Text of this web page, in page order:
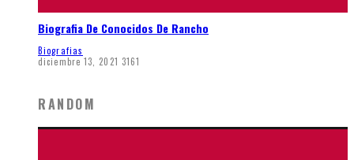
Biografia De Conocidos De Rancho
Biografias
diciembre 13, 2021 3161
RANDOM